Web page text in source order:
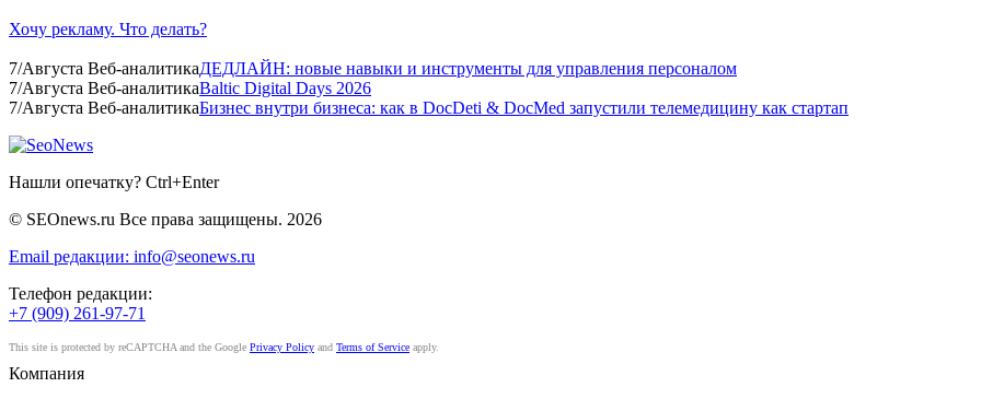
Хочу рекламу. Что делать?
7/Августа Веб-аналитикаДЕДЛАЙН: новые навыки и инструменты для управления персоналом
7/Августа Веб-аналитикаBaltic Digital Days 2026
7/Августа Веб-аналитикаБизнес внутри бизнеса: как в DocDeti & DocMed запустили телемедицину как стартап
Нашли опечатку? Ctrl+Enter
© SEOnews.ru Все права защищены. 2026
Email редакции: info@seonews.ru
Телефон редакции:
+7 (909) 261-97-71
This site is protected by reCAPTCHA and the Google Privacy Policy and Terms of Service apply.
Компания